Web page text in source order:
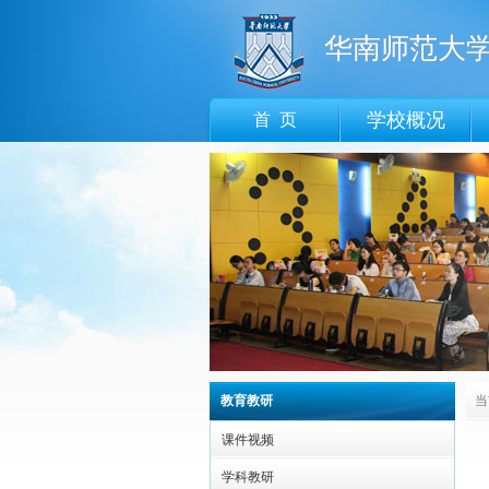
华南师范大
首 页 学校概况
教育教研
课件视频
学科教研